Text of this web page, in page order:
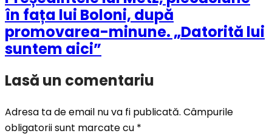
în fața lui Boloni, după
promovarea-minune. „Datorită lui
suntem aici”
Lasă un comentariu
Adresa ta de email nu va fi publicată. Câmpurile
obligatorii sunt marcate cu *